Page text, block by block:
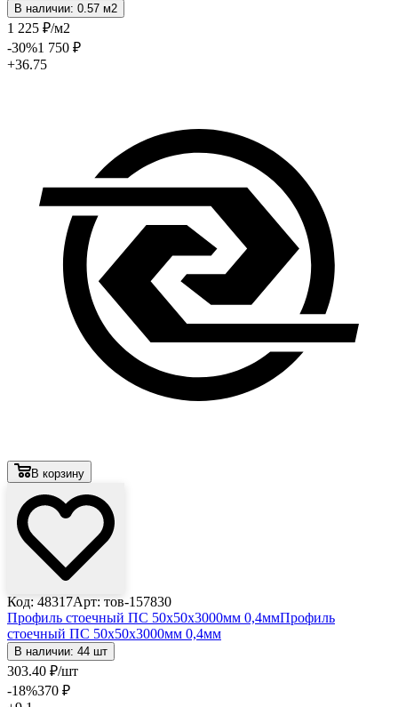
В наличии: 0.57 м2
1 225 ₽/м2
-30%1 750 ₽
+36.75
В корзину
Код: 48317Арт: тов-157830
Профиль стоечный ПС 50х50х3000мм 0,4ммПрофиль
стоечный ПС 50х50х3000мм 0,4мм
В наличии: 44 шт
303.40 ₽/шт
-18%370 ₽